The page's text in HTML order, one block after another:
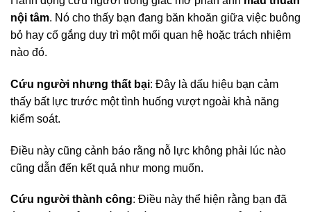
nội tâm. Nó cho thấy bạn đang băn khoăn giữa việc buông
bỏ hay cố gắng duy trì một mối quan hệ hoặc trách nhiệm
nào đó.
Cứu người nhưng thất bại: Đây là dấu hiệu bạn cảm
thấy bất lực trước một tình huống vượt ngoài khả năng
kiểm soát.
Điều này cũng cảnh báo rằng nỗ lực không phải lúc nào
cũng dẫn đến kết quả như mong muốn.
Cứu người thành công: Điều này thể hiện rằng bạn đã